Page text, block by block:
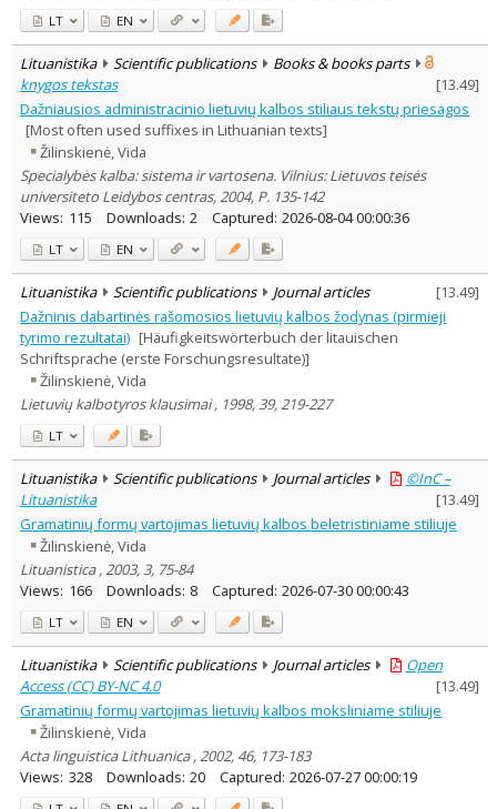
LT EN
Lituanistika Scientific publications
Books & books parts
knygos tekstas
[13.49]
Dažniausios administracinio lietuvių kalbos stiliaus tekstų priesagos
[Most often used suffixes in Lithuanian texts]
Žilinskienė, Vida
Specialybės kalba: sistema ir vartosena. Vilnius: Lietuvos teisės
universiteto Leidybos centras, 2004, P. 135-142
Views: 115 Downloads: 2 Captured: 2026-08-04 00:00:36
LT EN
Lituanistika Scientific publications Journal articles [13.49]
Dažninis dabartinės rašomosios lietuvių kalbos žodynas (pirmieji
tyrimo rezultatai) [Häufigkeitswörterbuch der litauischen
Schriftsprache (erste Forschungsresultate)]
Žilinskienė, Vida
Lietuvių kalbotyros klausimai , 1998, 39, 219-227
LT
Lituanistika Scientific publications Journal articles
©InC –
Lituanistika
[13.49]
Gramatinių formų vartojimas lietuvių kalbos beletristiniame stiliuje
Žilinskienė, Vida
Lituanistica , 2003, 3, 75-84
Views: 166 Downloads: 8 Captured: 2026-07-30 00:00:43
LT EN
Lituanistika Scientific publications Journal articles
Open
Access (CC) BY-NC 4.0
[13.49]
Gramatinių formų vartojimas lietuvių kalbos moksliniame stiliuje
Žilinskienė, Vida
Acta linguistica Lithuanica , 2002, 46, 173-183
Views: 328 Downloads: 20 Captured: 2026-07-27 00:00:19